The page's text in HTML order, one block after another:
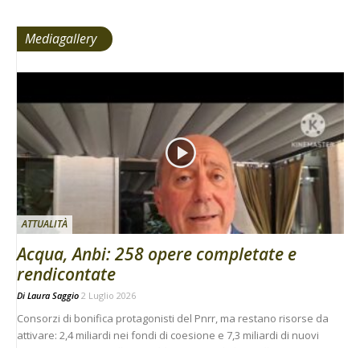
Mediagallery
ATTUALITÀ
Acqua, Anbi: 258 opere completate e
rendicontate
Di Laura Saggio 2 Luglio 2026
Consorzi di bonifica protagonisti del Pnrr, ma restano risorse da
attivare: 2,4 miliardi nei fondi di coesione e 7,3 miliardi di nuovi